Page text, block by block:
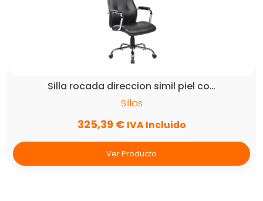
Silla rocada direccion simil piel co…
Sillas
325,39 € IVA Incluido
Ver Producto